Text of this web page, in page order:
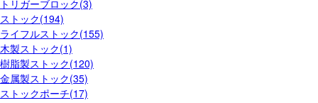
トリガーブロック(3)
ストック(194)
ライフルストック(155)
木製ストック(1)
樹脂製ストック(120)
金属製ストック(35)
ストックポーチ(17)